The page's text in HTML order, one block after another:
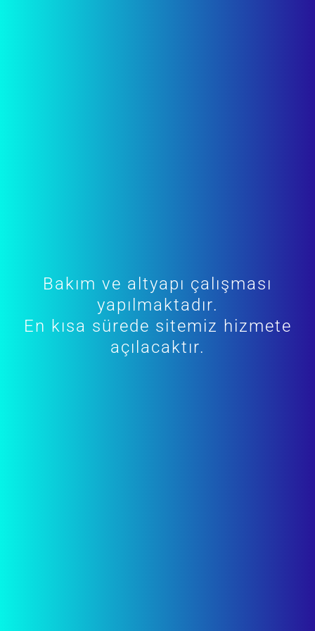
Bakım ve altyapı çalışması
yapılmaktadır.
En kısa sürede sitemiz hizmete
açılacaktır.